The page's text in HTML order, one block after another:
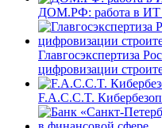
ДОМ.РФ: работа в ИТ
Главгосэкспертиза
цифровизации
F.A.C.C.T.